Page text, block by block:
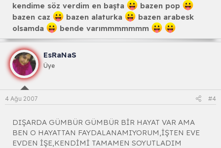
kendime söz verdim en başta
bazen pop
bazen caz
bazen alaturka
bazen arabesk
olsamda
bende varımmmmmmm
EsRaNaS
Üye
4 Ağu 2007 #4
DIŞARDA GÜMBÜR GÜMBÜR BİR HAYAT VAR AMA
BEN O HAYATTAN FAYDALANAMIYORUM,İŞTEN EVE
EVDEN İŞE,KENDİMİ TAMAMEN SOYUTLADIM